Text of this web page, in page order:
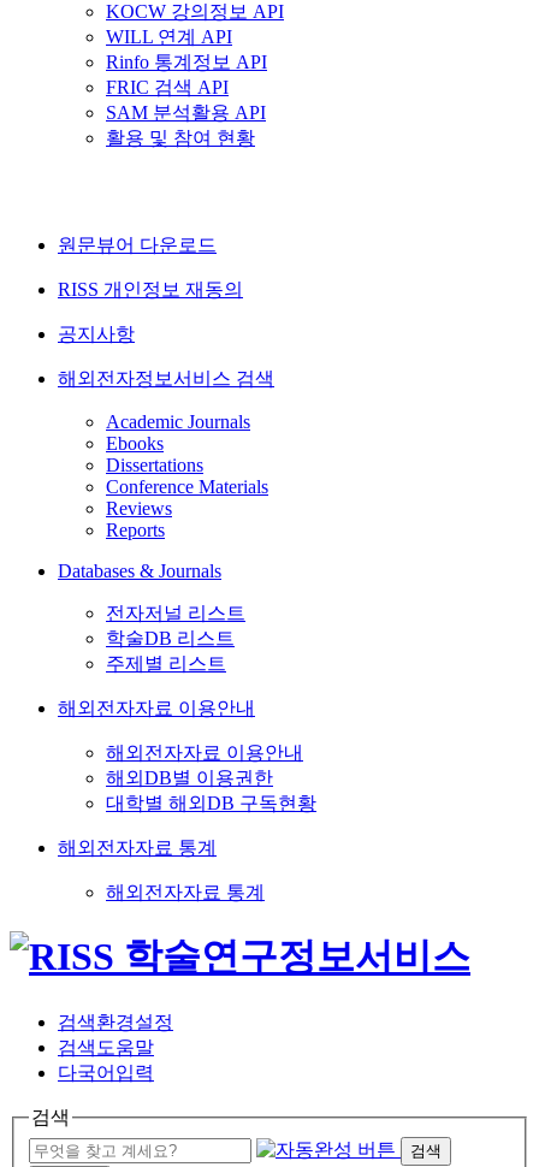
KOCW 강의정보 API
WILL 연계 API
Rinfo 통계정보 API
FRIC 검색 API
SAM 분석활용 API
활용 및 참여 현황
원문뷰어 다운로드
RISS 개인정보 재동의
공지사항
해외전자정보서비스 검색
Academic Journals
Ebooks
Dissertations
Conference Materials
Reviews
Reports
Databases & Journals
전자저널 리스트
학술DB 리스트
주제별 리스트
해외전자자료 이용안내
해외전자자료 이용안내
해외DB별 이용권한
대학별 해외DB 구독현황
해외전자자료 통계
해외전자자료 통계
검색환경설정
검색도움말
다국어입력
검색
검색